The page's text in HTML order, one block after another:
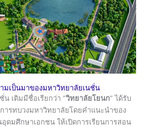
มเป็นมาของมหาวิทยาลัยเนชั่น
ดิมมีชื่อเรียกว่า “วิทยาลัยโยนก” ได้รับ
ารทบวงมหาวิทยาลัยโดยคำแนะนำของ
ดมศึกษาเอกชน ให้เปิดการเรียนการสอน